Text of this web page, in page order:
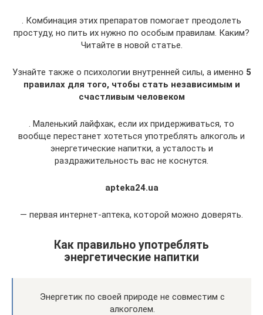
. Комбинация этих препаратов помогает преодолеть
простуду, но пить их нужно по особым правилам. Каким?
Читайте в новой статье.
Узнайте также о психологии внутренней силы, а именно 5
правилах для того, чтобы стать независимым и
счастливым человеком
. Маленький лайфхак, если их придерживаться, то
вообще перестанет хотеться употреблять алкоголь и
энергетические напитки, а усталость и
раздражительность вас не коснутся.
apteka24.ua
— первая интернет-аптека, которой можно доверять.
Как правильно употреблять
энергетические напитки
Энергетик по своей природе не совместим с
алкоголем.